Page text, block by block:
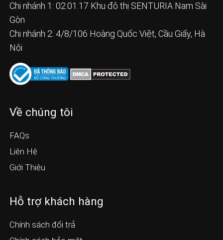
Chi nhánh 1: 02.01.17 Khu đô thị SENTURIA Nam Sài
Gòn
Chi nhánh 2: 4/8/106 Hoàng Quốc Việt, Cầu Giấy, Hà
Nội
Về chúng tôi
FAQs
Liên Hệ
Giới Thiệu
Hỗ trợ khách hàng
Chính sách đổi trả